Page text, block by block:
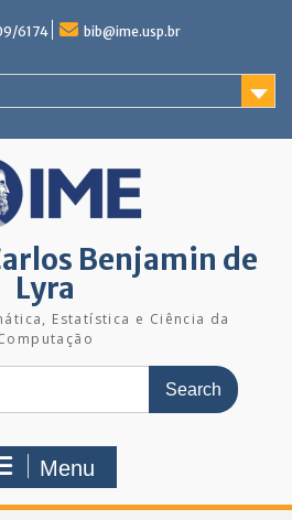
6174 bib@ime.usp.br
Benjamin de
Lyra
Estatística e Ciência da
Menu